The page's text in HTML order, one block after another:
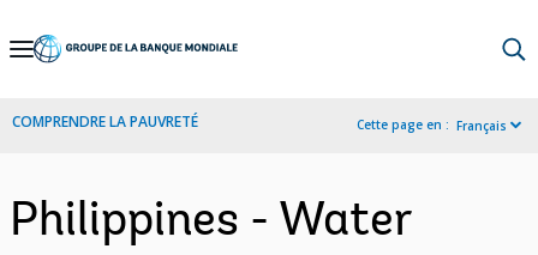
Skip
Navigation
COMPRENDRE LA PAUVRETÉ Cette page en : Français
Philippines - Water